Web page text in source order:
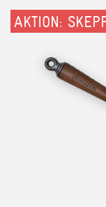
AKTION: